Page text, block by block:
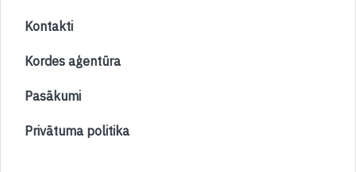
Kontakti
Kordes aģentūra
Pasākumi
Privātuma politika